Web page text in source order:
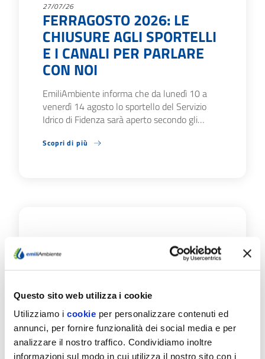
Questo sito web utilizza i cookie
Utilizziamo i cookie per personalizzare contenuti ed
annunci, per fornire funzionalità dei social media e per
analizzare il nostro traffico. Condividiamo inoltre
informazioni sul modo in cui utilizza il nostro sito con i
27/07/26
FERRAGOSTO 2026: LE
CHIUSURE AGLI SPORTELLI
E I CANALI PER PARLARE
CON NOI
EmiliAmbiente informa che da lunedì 10 a
venerdì 14 agosto lo sportello del Servizio
Idrico di Fidenza sarà aperto secondo gli…
Scopri di più
SERVIZIO IDRICO: DA
GUIDA PER I CITTADINI
EmiliAmbiente ha pubblicato la nuova "Guida
al Servizio”: uno strumento pratico ideato per
agevolare il rapporto tra l'azienda e i…